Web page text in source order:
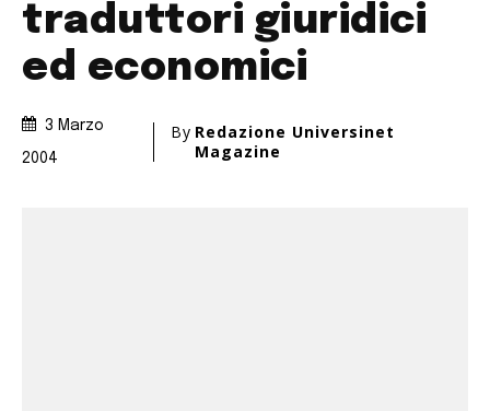
traduttori giuridici
ed economici
3 Marzo
2004
By Redazione Universinet
Magazine